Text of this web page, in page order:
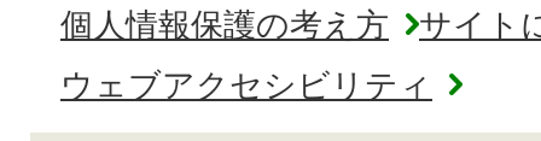
個人情報保護の考え方
サイト
ウェブアクセシビリティ